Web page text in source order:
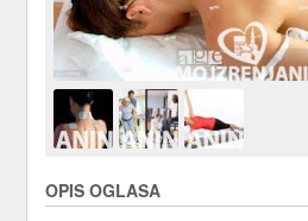
OPIS OGLASA